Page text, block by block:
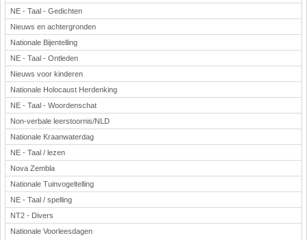
NE - Taal - Gedichten
Nieuws en achtergronden
Nationale Bijentelling
NE - Taal - Ontleden
Nieuws voor kinderen
Nationale Holocaust Herdenking
NE - Taal - Woordenschat
Non-verbale leerstoornis/NLD
Nationale Kraanwaterdag
NE - Taal / lezen
Nova Zembla
Nationale Tuinvogeltelling
NE - Taal / spelling
NT2 - Divers
Nationale Voorleesdagen